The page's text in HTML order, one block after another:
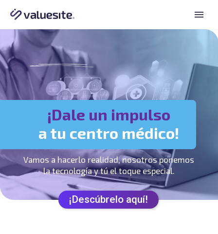
Vamos a hacerlo realidad, nosotros ponemos
la tecnología y tú el toque especial.
¡Descúbrelo aquí!
¡Dale un impulso
a tu centro médico!